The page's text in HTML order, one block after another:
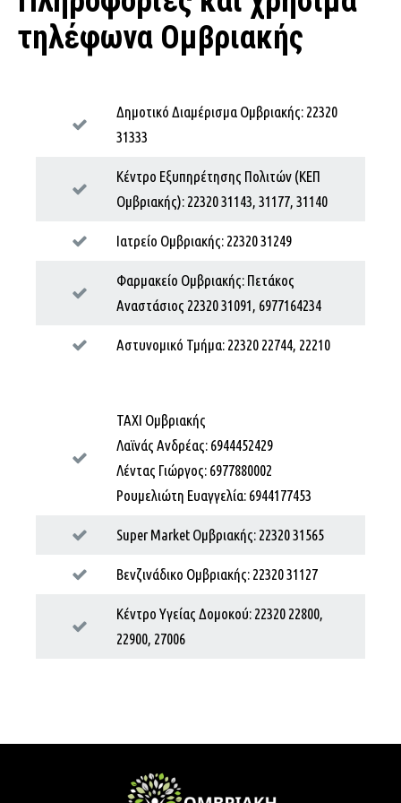
τηλέφωνα Ομβριακής
Δημοτικό Διαμέρισμα Ομβριακής: 22320
31333
Κέντρο Εξυπηρέτησης Πολιτών (ΚΕΠ
Ομβριακής): 22320 31143, 31177, 31140
Ιατρείο Ομβριακής: 22320 31249
Φαρμακείο Ομβριακής: Πετάκος
Αναστάσιος 22320 31091, 6977164234
Αστυνομικό Τμήμα: 22320 22744, 22210
ΤΑΧΙ Ομβριακής
Λαϊνάς Ανδρέας: 6944452429
Λέντας Γιώργος: 6977880002
Ρουμελιώτη Ευαγγελία: 6944177453
Super Market Ομβριακής: 22320 31565
Βενζινάδικο Ομβριακής: 22320 31127
Κέντρο Υγείας Δομοκού: 22320 22800,
22900, 27006